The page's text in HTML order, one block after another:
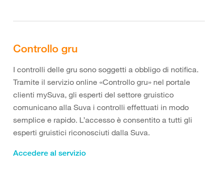
Controllo gru
I controlli delle gru sono soggetti a obbligo di notifica.
Tramite il servizio online «Controllo gru» nel portale
clienti mySuva, gli esperti del settore gruistico
comunicano alla Suva i controlli effettuati in modo
semplice e rapido. L’accesso è consentito a tutti gli
esperti gruistici riconosciuti dalla Suva.
Accedere al servizio